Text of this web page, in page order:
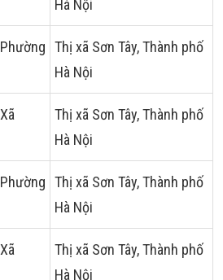
Hà Nội
Phường Thị xã Sơn Tây, Thành phố
Hà Nội
Xã
Thị xã Sơn Tây, Thành phố
Hà Nội
Phường Thị xã Sơn Tây, Thành phố
Hà Nội
Xã
Thị xã Sơn Tây, Thành phố
Hà Nội